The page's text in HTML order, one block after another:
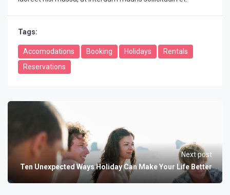
Tags:
Accomodations Booking Holidays
Rentals
Reservations
Next post
Ten Unexpected Ways Holiday Can Make Your Life Better